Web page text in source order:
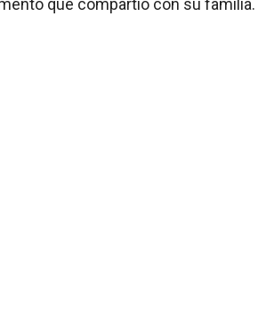
que compartió con su familia.